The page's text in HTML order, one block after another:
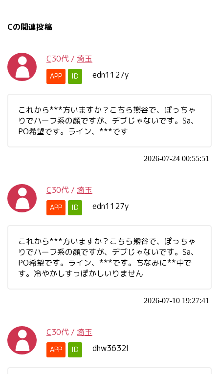
Cの関連投稿
C30代 / 埼玉
APP ID edn1127y
これから***方いますか？こちら熊谷で、ぽっちゃ
りでハーフ系の顔ですが、デブじゃないです。Sa、
PO希望です。ライン、***です
2026-07-24 00:55:51
C30代 / 埼玉
APP ID edn1127y
これから***方いますか？こちら熊谷で、ぽっちゃ
りでハーフ系の顔ですが、デブじゃないです。Sa、
PO希望です。ライン、***です。ちなみに**中で
す。冷やかしすっぽかしいりません
2026-07-10 19:27:41
C30代 / 埼玉
APP ID dhw3632l